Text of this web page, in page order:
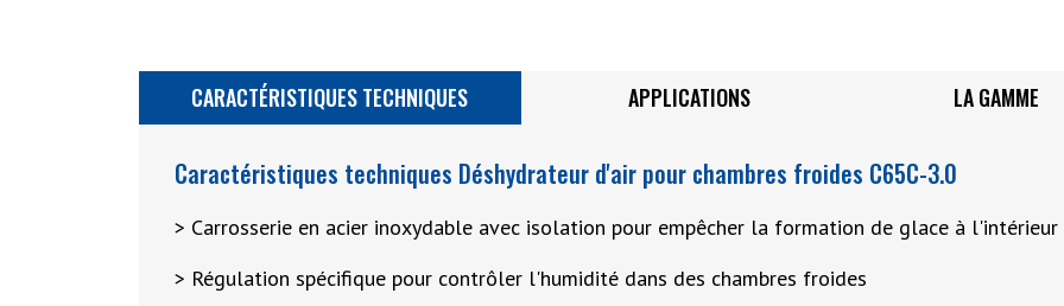
CARACTÉRISTIQUES TECHNIQUES APPLICATIONS LA GAMME
Caractéristiques techniques Déshydrateur d'air pour chambres froides C65C-3.0
> Carrosserie en acier inoxydable avec isolation pour empêcher la formation de glace à
> Régulation spécifique pour contrôler l'humidité dans des chambres froides